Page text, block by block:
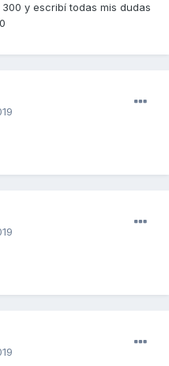
y escribí todas mis dudas